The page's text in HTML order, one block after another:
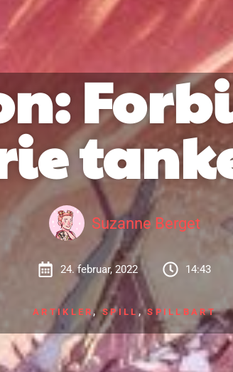
Suzanne Berget
24. februar, 2022 14:43
ARTIKLER ,SPILL ,SPILLBART